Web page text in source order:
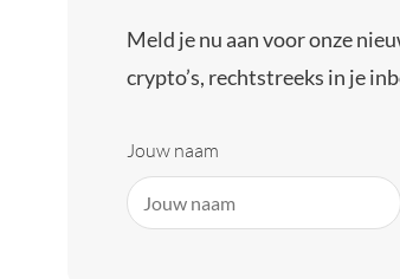
Meld je nu aan voor onze
crypto’s, rechtstreeks in je
Jouw naam